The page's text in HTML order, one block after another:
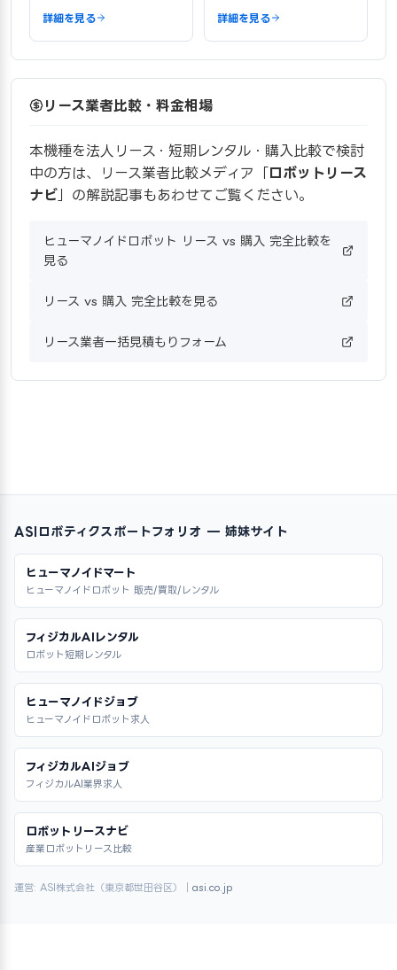
詳細を見る 詳細を見る
リース業者比較・料金相場
本機種を法人リース・短期レンタル・購入比較で検討
中の方は、リース業者比較メディア「ロボットリース
ナビ 」の解説記事もあわせてご覧ください。
ヒューマノイドロボット リース vs 購入 完全比較を
見る
リース vs 購入 完全比較を見る
リース業者一括見積もりフォーム
ASIロボティクスポートフォリオ — 姉妹サイト
ヒューマノイドマート
ヒューマノイドロボット 販売/買取/レンタル
フィジカルAIレンタル
ロボット短期レンタル
ヒューマノイドジョブ
ヒューマノイドロボット求人
フィジカルAIジョブ
フィジカルAI業界求人
ロボットリースナビ
産業ロボットリース比較
運営: ASI株式会社（東京都世田谷区）｜ asi.co.jp